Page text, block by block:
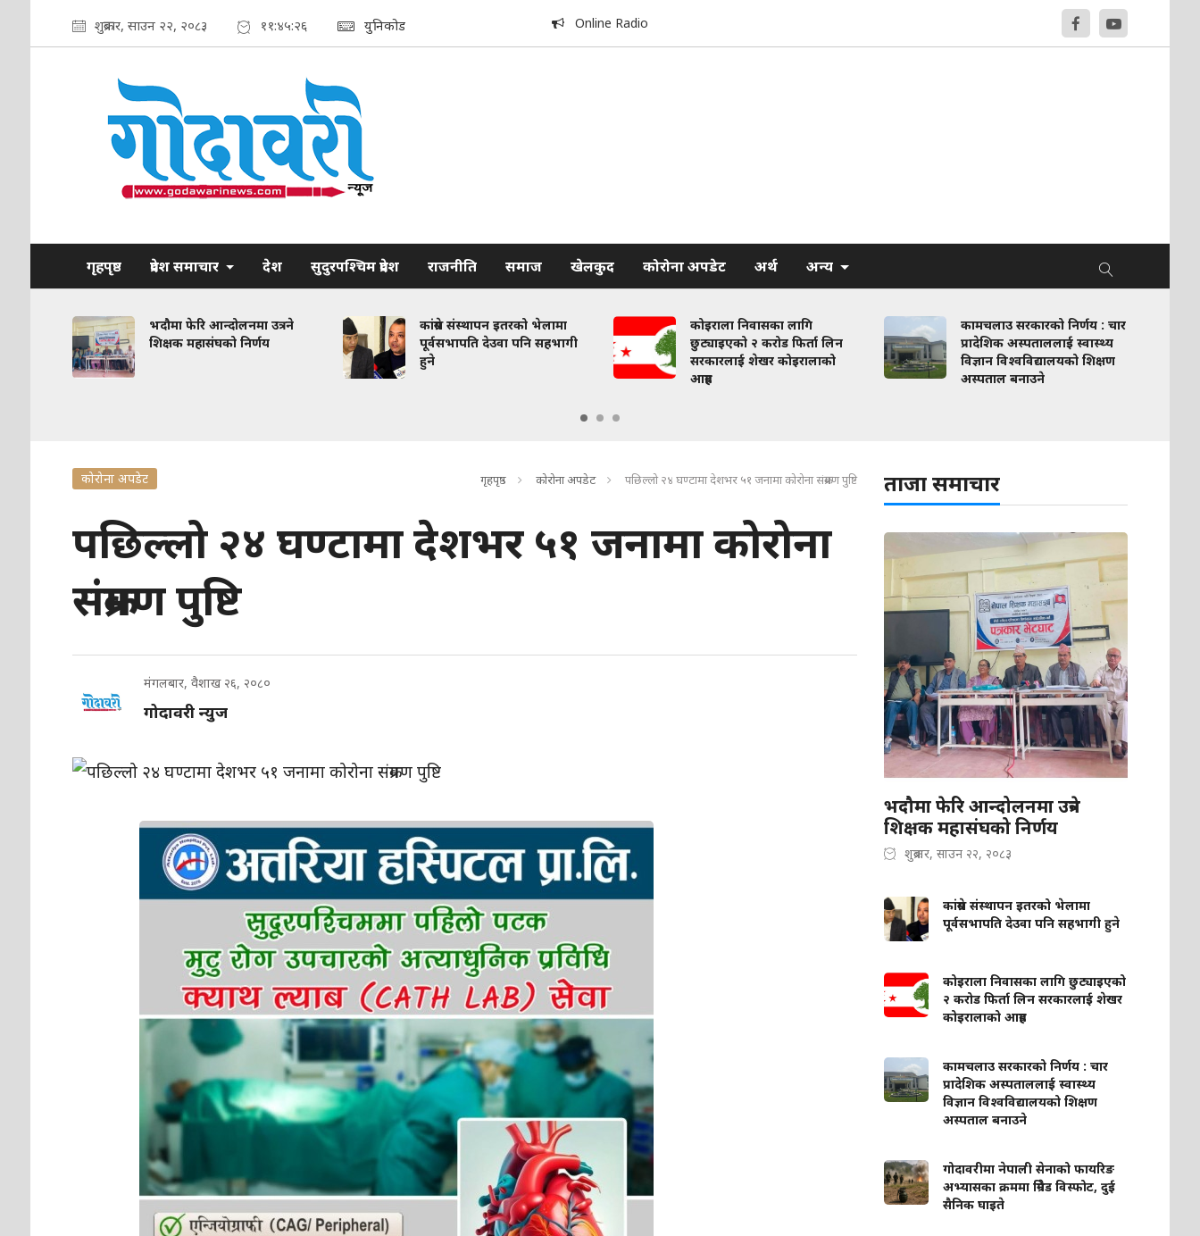
शुक्रबार, साउन २२, २०८३ ११:४५:२७ युनिकोड Online Radio
गृहपृष्ठ प्रदेश समाचार देश सुदुरपश्चिम प्रदेश राजनीति समाज खेलकुद कोरोना अपडेट अर्थ अन्य
भदौमा फेरि आन्दोलनमा उत्रने
शिक्षक महासंघको निर्णय
कांग्रेस संस्थापन इतरको भेलामा
पूर्वसभापति देउवा पनि सहभागी
हुने
कोइराला निवासका लागि
छुट्याइएको २ करोड फिर्ता लिन
सरकारलाई शेखर कोइरालाको
आग्रह
कामचलाउ सरकारको निर्णय : चार
प्रादेशिक अस्पताललाई स्वास्थ्य
विज्ञान विश्वविद्यालयको शिक्षण
अस्पताल बनाउने
कोरोना अपडेट गृहपृष्ठ कोरोना अपडेट पछिल्लो २४ घण्टामा देशभर ५१ जनामा कोरोना संक्रमण पुष्टि
पछिल्लो २४ घण्टामा देशभर ५१ जनामा कोरोना
संक्रमण पुष्टि
मंगलबार, वैशाख २६, २०८०
गोदावरी न्युज
ताजा समाचार
भदौमा फेरि आन्दोलनमा उत्रने
शिक्षक महासंघको निर्णय
शुक्रबार, साउन २२, २०८३
कांग्रेस संस्थापन इतरको भेलामा
पूर्वसभापति देउवा पनि सहभागी हुने
कोइराला निवासका लागि छुट्याइएको
२ करोड फिर्ता लिन सरकारलाई शेखर
कोइरालाको आग्रह
कामचलाउ सरकारको निर्णय : चार
प्रादेशिक अस्पताललाई स्वास्थ्य
विज्ञान विश्वविद्यालयको शिक्षण
अस्पताल बनाउने
गोदावरीमा नेपाली सेनाको फायरिङ
अभ्यासका क्रममा ग्रिनेड विस्फोट, दुई
सैनिक घाइते